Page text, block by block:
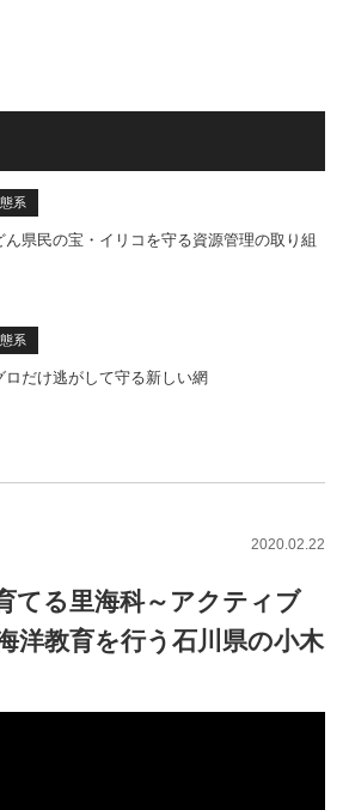
系
ん県民の宝・イリコを守る資源管理の取り組
系
ロだけ逃がして守る新しい網
2020.02.22
てる里海科～アクティブ
洋教育を行う石川県の小木